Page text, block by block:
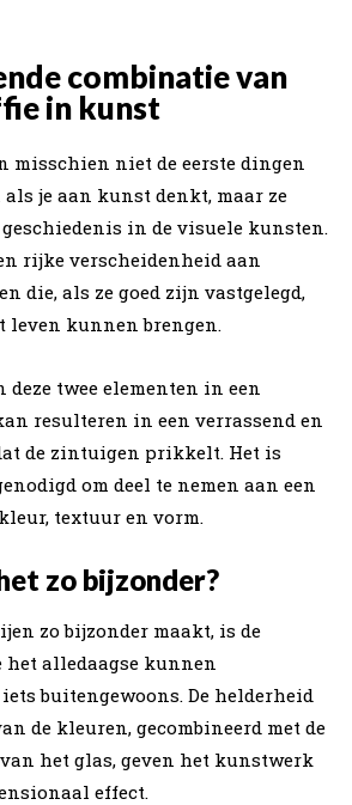
combinatie van
in kunst
misschien niet de eerste dingen
je aan kunst denkt, maar ze
geschiedenis in de visuele kunsten.
rijke verscheidenheid aan
die, als ze goed zijn vastgelegd,
leven kunnen brengen.
deze twee elementen in een
resulteren in een verrassend en
de zintuigen prikkelt. Het is
om deel te nemen aan een
textuur en vorm.
zo bijzonder?
zo bijzonder maakt, is de
het alledaagse kunnen
buitengewoons. De helderheid
de kleuren, gecombineerd met de
het glas, geven het kunstwerk
effect.